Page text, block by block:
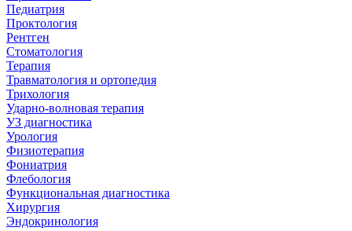
Педиатрия
Проктология
Рентген
Стоматология
Терапия
Травматология и ортопедия
Трихология
Ударно-волновая терапия
УЗ диагностика
Урология
Физиотерапия
Фониатрия
Флебология
Функциональная диагностика
Хирургия
Эндокринология